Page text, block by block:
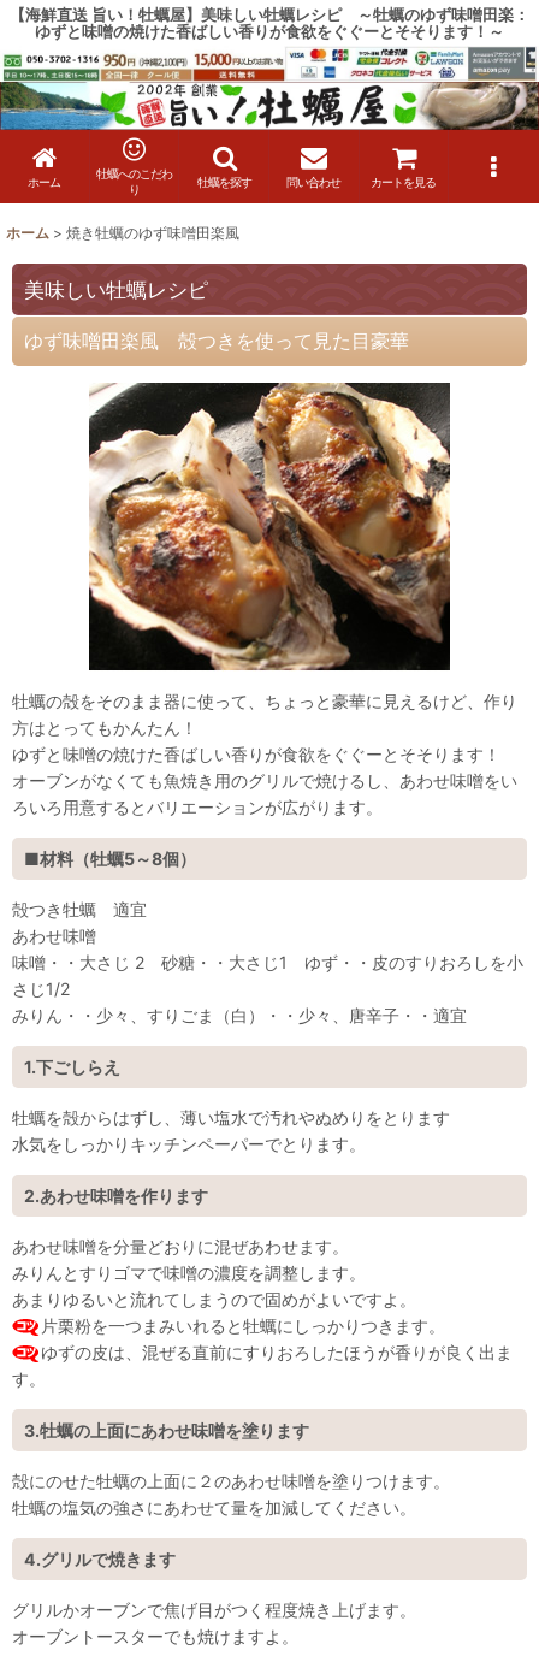
【海鮮直送 旨い！牡蠣屋】美味しい牡蠣レシピ ～牡蠣のゆず味噌田楽：
ゆずと味噌の焼けた香ばしい香りが食欲をぐぐーとそそります！～
ホーム
牡蠣へのこだわ
り
牡蠣を探す 問い合わせ カートを見る
ホーム > 焼き牡蠣のゆず味噌田楽風
美味しい牡蠣レシピ
ゆず味噌田楽風 殻つきを使って見た目豪華
牡蠣の殻をそのまま器に使って、ちょっと豪華に見えるけど、作り
方はとってもかんたん！
ゆずと味噌の焼けた香ばしい香りが食欲をぐぐーとそそります！
オーブンがなくても魚焼き用のグリルで焼けるし、あわせ味噌をい
ろいろ用意するとバリエーションが広がります。
■材料（牡蠣5～8個）
殻つき牡蠣 適宜
あわせ味噌
味噌・・大さじ 2 砂糖・・大さじ1 ゆず・・皮のすりおろしを小
さじ1/2
みりん・・少々、すりごま（白）・・少々、唐辛子・・適宜
1.下ごしらえ
牡蠣を殻からはずし、薄い塩水で汚れやぬめりをとります
水気をしっかりキッチンペーパーでとります。
2.あわせ味噌を作ります
あわせ味噌を分量どおりに混ぜあわせます。
みりんとすりゴマで味噌の濃度を調整します。
あまりゆるいと流れてしまうので固めがよいですよ。
片栗粉を一つまみいれると牡蠣にしっかりつきます。
ゆずの皮は、混ぜる直前にすりおろしたほうが香りが良く出ま
す。
3.牡蠣の上面にあわせ味噌を塗ります
殻にのせた牡蠣の上面に２のあわせ味噌を塗りつけます。
牡蠣の塩気の強さにあわせて量を加減してください。
4.グリルで焼きます
グリルかオーブンで焦げ目がつく程度焼き上げます。
オーブントースターでも焼けますよ。